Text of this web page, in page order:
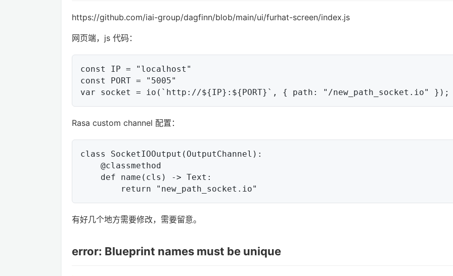
https://github.com/iai-group/dagfinn/blob/main/ui/furhat-screen/index.js
网页端，js 代码：
const IP = "localhost"
const PORT = "5005"
Rasa custom channel 配置：
class SocketIOOutput(OutputChannel):
有好几个地方需要修改，需要留意。
error: Blueprint names must be unique